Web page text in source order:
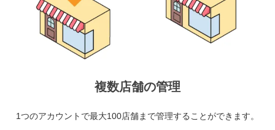
複数店舗の管理
1つのアカウントで最大100店舗まで管理することができます。